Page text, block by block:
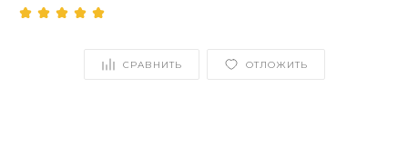
СРАВНИТЬ ОТЛОЖИТЬ